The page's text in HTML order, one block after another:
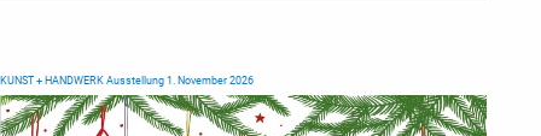
KUNST + HANDWERK Ausstellung 1. November 2026